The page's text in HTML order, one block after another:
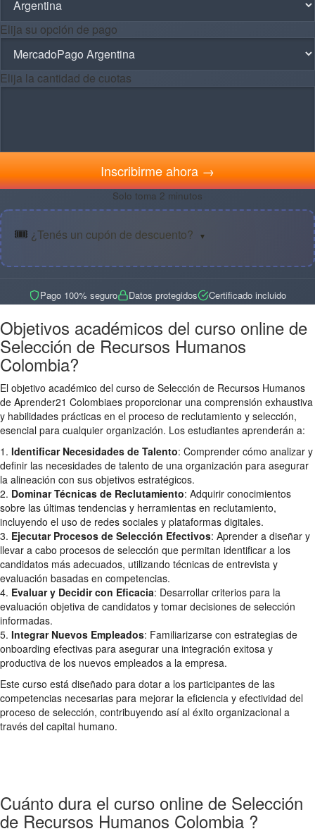
Elija su opción de pago
Elija la cantidad de cuotas
Inscribirme ahora →
Solo toma 2 minutos
🎟️ ¿Tenés un cupón de descuento? ▼
Pago 100% seguro Datos protegidos Certificado incluido
Objetivos académicos del curso online de
Selección de Recursos Humanos
Colombia?
El objetivo académico del curso de Selección de Recursos Humanos
de Aprender21 Colombiaes proporcionar una comprensión exhaustiva
y habilidades prácticas en el proceso de reclutamiento y selección,
esencial para cualquier organización. Los estudiantes aprenderán a:
1. Identificar Necesidades de Talento: Comprender cómo analizar y
definir las necesidades de talento de una organización para asegurar
la alineación con sus objetivos estratégicos.
2. Dominar Técnicas de Reclutamiento: Adquirir conocimientos
sobre las últimas tendencias y herramientas en reclutamiento,
incluyendo el uso de redes sociales y plataformas digitales.
3. Ejecutar Procesos de Selección Efectivos: Aprender a diseñar y
llevar a cabo procesos de selección que permitan identificar a los
candidatos más adecuados, utilizando técnicas de entrevista y
evaluación basadas en competencias.
4. Evaluar y Decidir con Eficacia: Desarrollar criterios para la
evaluación objetiva de candidatos y tomar decisiones de selección
informadas.
5. Integrar Nuevos Empleados: Familiarizarse con estrategias de
onboarding efectivas para asegurar una integración exitosa y
productiva de los nuevos empleados a la empresa.
Este curso está diseñado para dotar a los participantes de las
competencias necesarias para mejorar la eficiencia y efectividad del
proceso de selección, contribuyendo así al éxito organizacional a
través del capital humano.
Cuánto dura el curso online de Selección
de Recursos Humanos Colombia ?